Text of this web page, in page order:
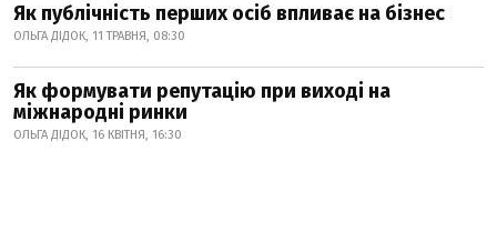
Як публічність перших осіб впливає на бізнес
ОЛЬГА ДІДОК, 11 ТРАВНЯ, 08:30
Як формувати репутацію при виході на
міжнародні ринки
ОЛЬГА ДІДОК, 16 КВІТНЯ, 16:30